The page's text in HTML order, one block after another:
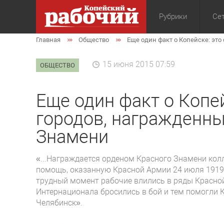
Рубрики
Общество
Главная Общество Еще один факт о Копейске:
ОБЩЕСТВО 15 июня 2015 07:59
Еще один факт о
городов,
Знамени
«...Награждается орденом Красного Знамени
помощь, оказанную Красной Армии 24 июля 1919
трудный момент рабочие влились в ряды
Интернационала бросились в бой и тем
Челябинск».